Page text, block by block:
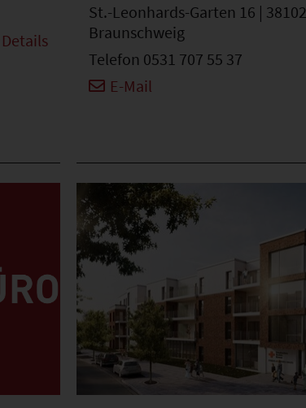
Details
St.-Leonhards-Garten 16 | 38102
Braunschweig
Telefon 0531 707 55 37
E-Mail